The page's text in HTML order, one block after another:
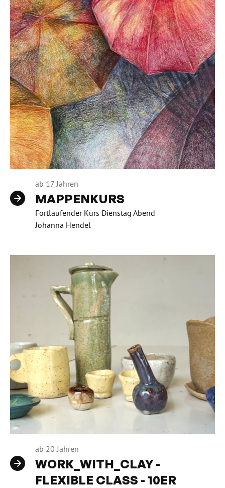
ab 17 Jahren
MAPPENKURS
Fortlaufender Kurs Dienstag Abend
Johanna Hendel
ab 20 Jahren
WORK_WITH_CLAY -
FLEXIBLE CLASS - 10ER